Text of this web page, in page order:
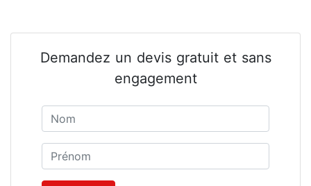
Demandez un devis gratuit et sans
engagement
Prénom